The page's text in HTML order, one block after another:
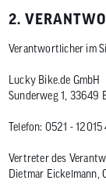
2.
Verantwortlicher im
Lucky Bike.de GmbH
Sunderweg 1, 33649
Telefon: 0521 -
Vertreter des
Dietmar Eickelmann,